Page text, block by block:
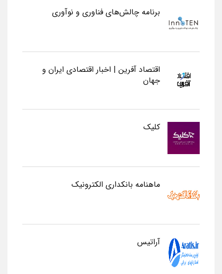
برنامه چالش‌های فناوری و نوآوری
اقتصاد آفرین | اخبار اقتصادی ایران و
جهان
کلیک
ماهنامه بانکداری الکترونیک
آراتیس